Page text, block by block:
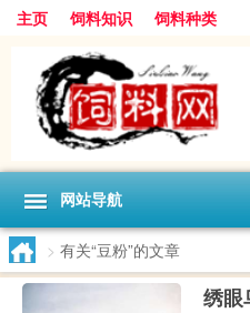
主页 饲料知识 饲料种类
网站导航
> 有关“豆粉”的文章
绣眼